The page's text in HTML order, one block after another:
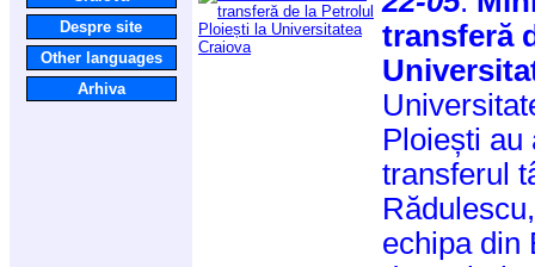
Despre site
Other languages
Arhiva
transferă
Ploiești au
transferul
echipa din